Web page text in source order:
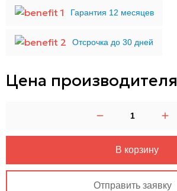
Гарантия 12 месяцев
Отсрочка до 30 дней
Цена производителя
В корзину
Отправить заявку